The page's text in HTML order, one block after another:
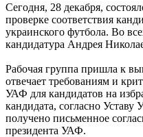
Сегодня, 28 декабря,
проверке соответствия
украинского футбола. Во
кандидатура Андрея
Рабочая группа пришла к
отвечает требованиям и
УАФ для кандидатов на
кандидата, согласно
получено письменное
президента УАФ.